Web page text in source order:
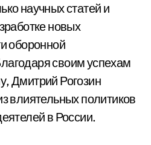
научных статей и
новых
оборонной
своим успехам
Дмитрий Рогозин
влиятельных политиков
в России.